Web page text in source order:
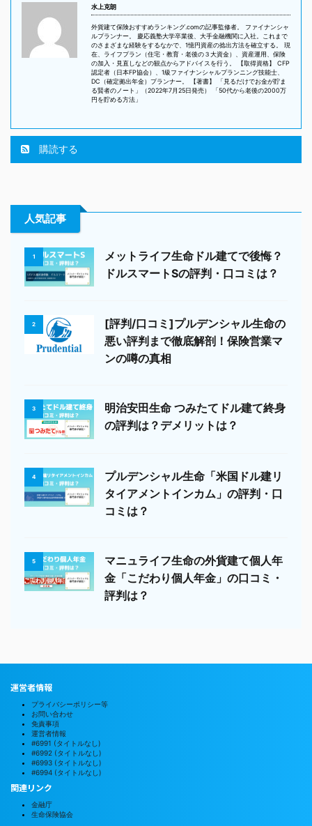
水上克朗
外貨建て保険おすすめランキング.comの記事監修者。 ファイナンシャ
ルプランナー。 慶応義塾大学卒業後、大手金融機関に入社。これまで
のさまざまな経験をするなかで、1憶円資産の捻出方法を確立する。 現
在、ライフプラン（住宅・教育・老後の３大資金）、資産運用、保険
の加入・見直しなどの観点からアドバイスを行う。 【取得資格】 CFP
認定者（日本FP協会）、1級ファイナンシャルプランニング技能士、
DC（確定拠出年金）プランナー。 【著書】 「見るだけでお金が貯ま
る賢者のノート」（2022年7月25日発売） 「50代から老後の2000万
円を貯める方法」
購読する
人気記事
1
メットライフ生命ドル建てで後悔？
ドルスマートSの評判・口コミは？
2
[評判/口コミ]プルデンシャル生命の
悪い評判まで徹底解剖！保険営業マ
ンの噂の真相
3
明治安田生命 つみたてドル建て終身
の評判は？デメリットは？
4
プルデンシャル生命「米国ドル建リ
タイアメントインカム」の評判・口
コミは？
5
マニュライフ生命の外貨建て個人年
金「こだわり個人年金」の口コミ・
評判は？
運営者情報
プライバシーポリシー等
お問い合わせ
免責事項
運営者情報
#6991 (タイトルなし)
#6992 (タイトルなし)
#6993 (タイトルなし)
#6994 (タイトルなし)
関連リンク
金融庁
生命保険協会